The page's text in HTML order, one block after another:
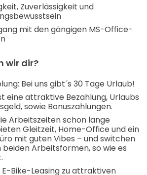
Zuverlässigkeit und
mit den gängigen MS-Office-
wir dir?
Bei uns gibt´s 30 Tage Urlaub!
eine attraktive Bezahlung, Urlaubs
sowie Bonuszahlungen.
Arbeitszeiten schon lange
Gleitzeit, Home-Office und ein
mit guten Vibes – und switchen
beiden Arbeitsformen, so wie es
Bike-Leasing zu attraktiven